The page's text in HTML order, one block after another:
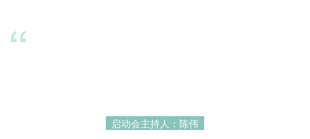
“
启动会主持人：陈伟